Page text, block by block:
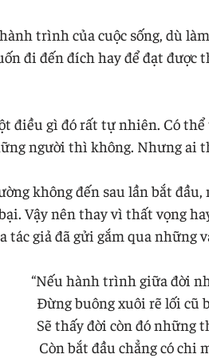
trình của cuộc sống, dù
đi đến đích hay để đạt
điều gì đó rất tự nhiên. Có
người thì không. Nhưng ai
không đến sau lần bắt
Vậy nên thay vì thất vọng
giả đã gửi gắm qua những
“Nếu hành trình giữa đời
Đừng buông xuôi rẽ lối cũ
Sẽ thấy đời còn đó những
Còn bắt đầu chẳng có chi